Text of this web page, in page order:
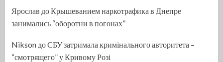
Ярослав доКрышеванием наркотрафика в Днепре
занимались “оборотни в погонах”
Nikson доСБУ затримала кримінального авторитета –
“смотрящего” у Кривому Розі